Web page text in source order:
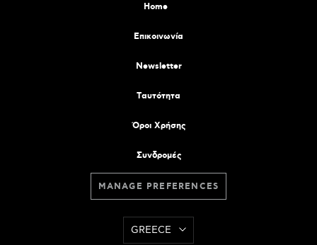
Home
Επικοινωνία
Newsletter
Tαυτότητα
Όροι Χρήσης
Συνδρομές
MANAGE PREFERENCES
GREECE